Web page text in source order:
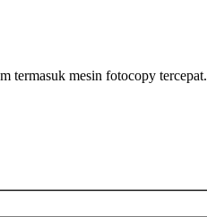
termasuk mesin fotocopy tercepat.